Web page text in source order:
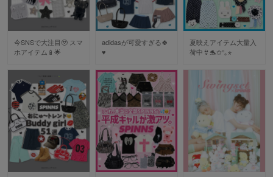
今SNSで大注目🥹 スマ
ホアイテム📱🌟
adidasが可愛すぎる🍀
♥️
夏映えアイテム大量入
荷中👙🐬✩°｡⋆